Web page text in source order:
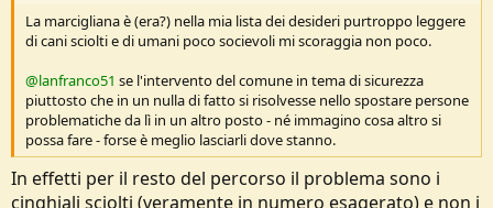
La marcigliana è (era?) nella mia lista dei desideri purtroppo leggere
di cani sciolti e di umani poco socievoli mi scoraggia non poco.
@lanfranco51 se l'intervento del comune in tema di sicurezza
piuttosto che in un nulla di fatto si risolvesse nello spostare persone
problematiche da lì in un altro posto - né immagino cosa altro si
possa fare - forse è meglio lasciarli dove stanno.
In effetti per il resto del percorso il problema sono i
cinghiali sciolti (veramente in numero esagerato) e non i